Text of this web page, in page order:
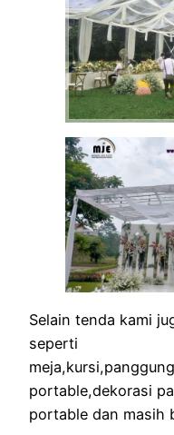
Selain tenda kami
seperti
portable,dekorasi
portable dan masih